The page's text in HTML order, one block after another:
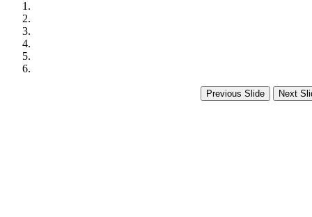
Previous Slide Next